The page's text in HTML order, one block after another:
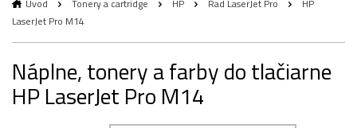
Úvod Tonery a cartridge HP Rad LaserJet Pro
HP
LaserJet Pro M14
Náplne, tonery a farby do tlačiarne
HP LaserJet Pro M14